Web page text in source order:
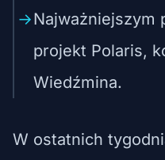
Najważniejszym
projekt Polaris,
Wiedźmina.
W ostatnich